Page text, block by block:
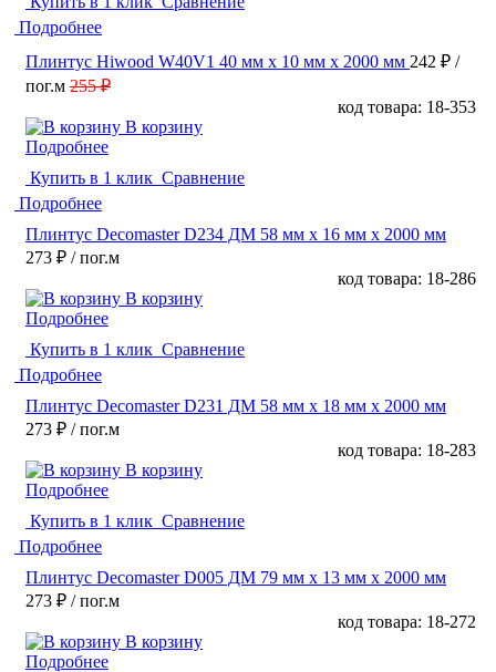
Подробнее
Плинтус Hiwood W40V1 40 мм х 10 мм х 2000 мм 242 ₽ /
пог.м 255 ₽
код товара: 18-353
В корзину
Подробнее
Купить в 1 клик Сравнение
Подробнее
Плинтус Decomaster D234 ДМ 58 мм х 16 мм х 2000 мм
273 ₽ / пог.м
код товара: 18-286
В корзину
Подробнее
Купить в 1 клик Сравнение
Подробнее
Плинтус Decomaster D231 ДМ 58 мм х 18 мм х 2000 мм
273 ₽ / пог.м
код товара: 18-283
В корзину
Подробнее
Купить в 1 клик Сравнение
Подробнее
Плинтус Decomaster D005 ДМ 79 мм х 13 мм х 2000 мм
273 ₽ / пог.м
код товара: 18-272
В корзину
Подробнее